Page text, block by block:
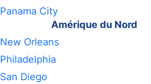
Panama City
Amérique du Nord
New Orleans
Philadelphia
San Diego